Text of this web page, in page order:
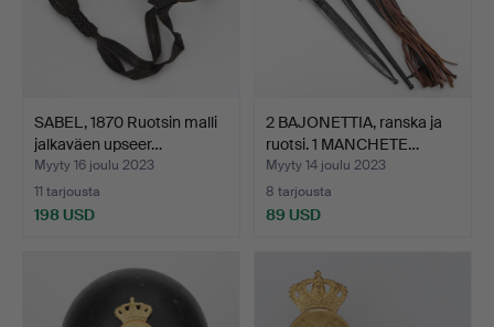
SABEL, 1870 Ruotsin malli
jalkaväen upseer…
Myyty 16 joulu 2023
11 tarjousta
198 USD
2 BAJONETTIA, ranska ja
ruotsi. 1 MANCHETE…
Myyty 14 joulu 2023
8 tarjousta
89 USD